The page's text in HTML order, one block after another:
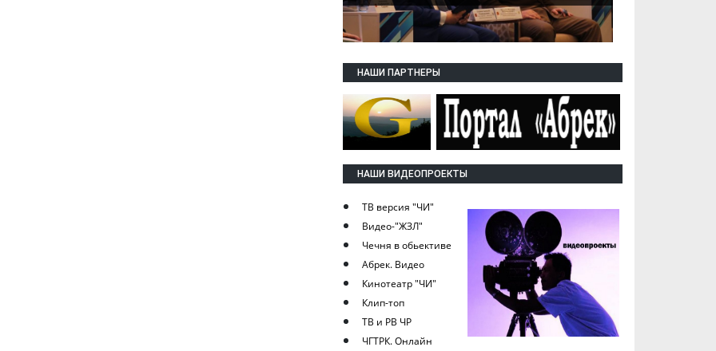
НАШИ ПАРТНЕРЫ
НАШИ ВИДЕОПРОЕКТЫ
ТВ версия "ЧИ"
Видео-"ЖЗЛ"
Чечня в обьективе
Абрек. Видео
Кинотеатр "ЧИ"
Клип-топ
ТВ и РВ ЧР
ЧГТРК. Онлайн